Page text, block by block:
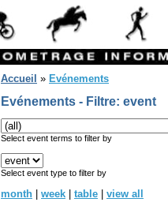
Accueil » Evénements
Evénements - Filtre: event
Select event terms to filter by
Select event type to filter by
month week table
view all